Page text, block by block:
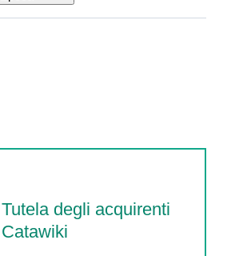
Tutela degli acquirenti
Catawiki